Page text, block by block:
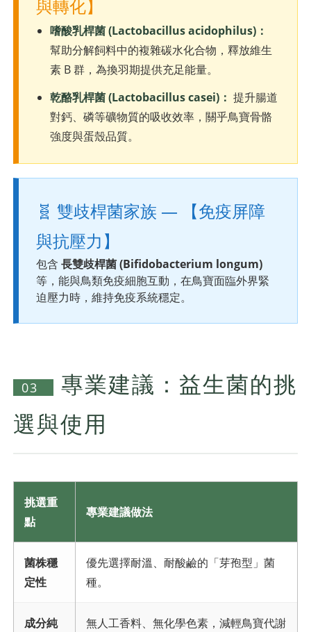
與轉化】
嗜酸乳桿菌 (Lactobacillus acidophilus)：
幫助分解飼料中的複雜碳水化合物，釋放維生
素 B 群，為換羽期提供充足能量。
乾酪乳桿菌 (Lactobacillus casei)： 提升腸道
對鈣、磷等礦物質的吸收效率，關乎鳥寶骨骼
強度與蛋殼品質。
🧬 雙歧桿菌家族 — 【免疫屏障
與抗壓力】
包含 長雙歧桿菌 (Bifidobacterium longum)
等，能與鳥類免疫細胞互動，在鳥寶面臨外界緊
迫壓力時，維持免疫系統穩定。
03
專業建議：益生菌的挑
選與使用
挑選重
點
專業建議做法
菌株穩
定性
優先選擇耐溫、耐酸鹼的「芽孢型」菌
種。
成分純
無人工香料、無化學色素，減輕鳥寶代謝